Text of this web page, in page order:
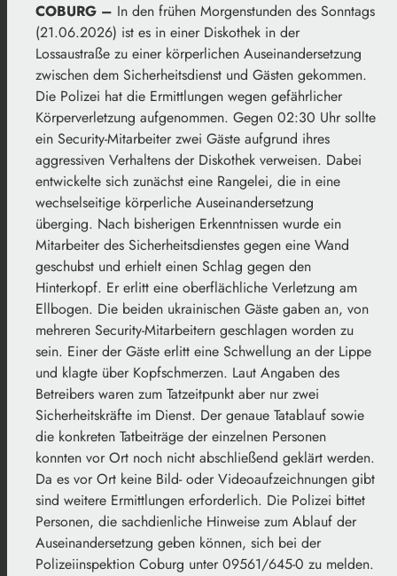
COBURG – In den frühen Morgenstunden des Sonntags
(21.06.2026) ist es in einer Diskothek in der
Lossaustraße zu einer körperlichen Auseinandersetzung
zwischen dem Sicherheitsdienst und Gästen gekommen.
Die Polizei hat die Ermittlungen wegen gefährlicher
Körperverletzung aufgenommen. Gegen 02:30 Uhr sollte
ein Security-Mitarbeiter zwei Gäste aufgrund ihres
aggressiven Verhaltens der Diskothek verweisen. Dabei
entwickelte sich zunächst eine Rangelei, die in eine
wechselseitige körperliche Auseinandersetzung
überging. Nach bisherigen Erkenntnissen wurde ein
Mitarbeiter des Sicherheitsdienstes gegen eine Wand
geschubst und erhielt einen Schlag gegen den
Hinterkopf. Er erlitt eine oberflächliche Verletzung am
Ellbogen. Die beiden ukrainischen Gäste gaben an, von
mehreren Security-Mitarbeitern geschlagen worden zu
sein. Einer der Gäste erlitt eine Schwellung an der Lippe
und klagte über Kopfschmerzen. Laut Angaben des
Betreibers waren zum Tatzeitpunkt aber nur zwei
Sicherheitskräfte im Dienst. Der genaue Tatablauf sowie
die konkreten Tatbeiträge der einzelnen Personen
konnten vor Ort noch nicht abschließend geklärt werden.
Da es vor Ort keine Bild- oder Videoaufzeichnungen gibt
sind weitere Ermittlungen erforderlich. Die Polizei bittet
Personen, die sachdienliche Hinweise zum Ablauf der
Auseinandersetzung geben können, sich bei der
Polizeiinspektion Coburg unter 09561/645-0 zu melden.